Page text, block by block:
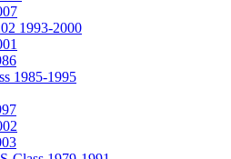
1993-2000
1985-1995